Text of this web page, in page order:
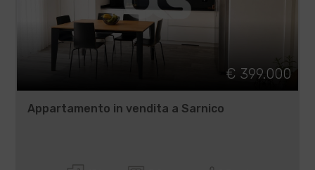
€ 399.000
Appartamento in vendita a Sarnico